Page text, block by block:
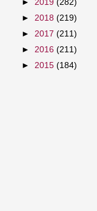
► 2019 (282)
► 2018 (219)
► 2017 (211)
► 2016 (211)
► 2015 (184)